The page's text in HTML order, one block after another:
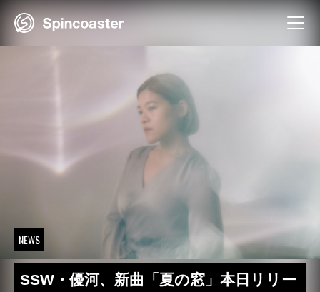
Skip
NEWS
SSW・優河、新曲「夏の窓」本日リリー